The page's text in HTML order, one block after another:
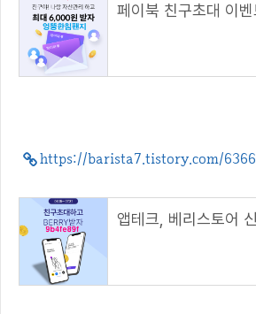
https://barista7.tistory.com/6366